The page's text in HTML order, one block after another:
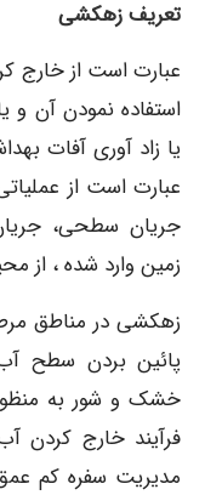
تعریف زهکشی
عبارت است از خارج
استفاده نمودن آن و
یا زاد آوری آفات
عبارت است از
جریان سطحی،
زمین وارد شده ، از
زهکشی در مناطق
پائین بردن سطح
خشک و شور به
فرآیند خارج
مدیریت سفره کم